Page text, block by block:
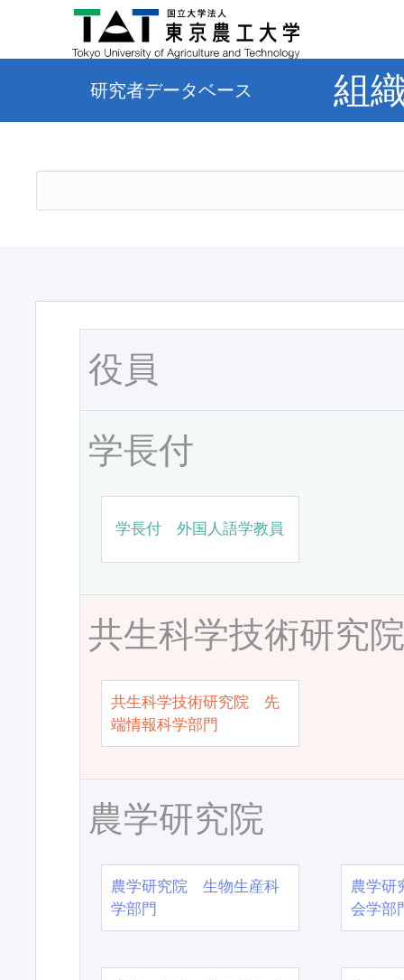
研究者データベース 組
役員
学長付
学長付 外国人語学教員
共生科学技術研究
共生科学技術研究院 先
端情報科学部門
農学研究院
農学研究院 生物生産科
学部門
農学
会学部